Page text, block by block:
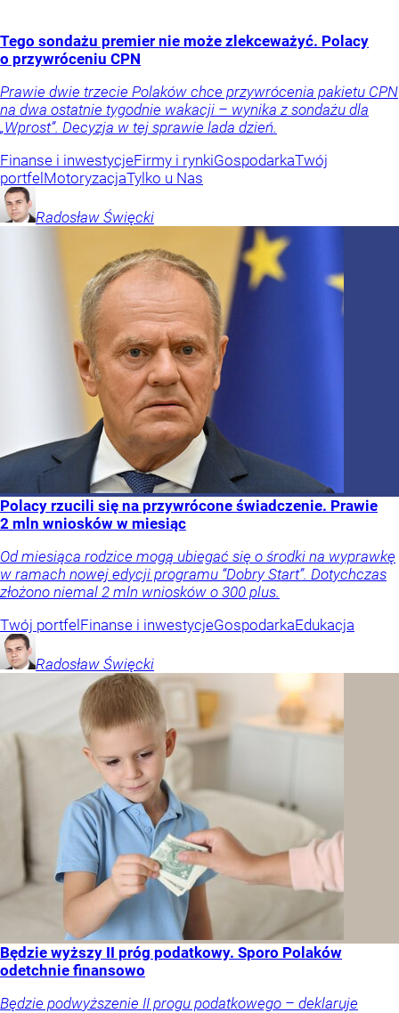
Tego sondażu premier nie może zlekceważyć. Polacy
o przywróceniu CPN
Prawie dwie trzecie Polaków chce przywrócenia pakietu CPN
na dwa ostatnie tygodnie wakacji – wynika z sondażu dla
„Wprost”. Decyzja w tej sprawie lada dzień.
Finanse i inwestycjeFirmy i rynkiGospodarkaTwój
portfel MotoryzacjaTylko u Nas
Radosław Święcki
Polacy rzucili się na przywrócone świadczenie. Prawie
2 mln wniosków w miesiąc
Od miesiąca rodzice mogą ubiegać się o środki na wyprawkę
w ramach nowej edycji programu “Dobry Start”. Dotychczas
złożono niemal 2 mln wniosków o 300 plus.
Twój portfel Finanse i inwestycjeGospodarkaEdukacja
Radosław Święcki
Będzie wyższy II próg podatkowy. Sporo Polaków
odetchnie finansowo
Będzie podwyższenie II progu podatkowego – deklaruje